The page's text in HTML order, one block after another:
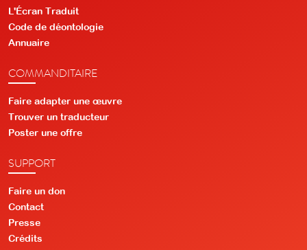
L'Écran Traduit
Code de déontologie
Annuaire
COMMANDITAIRE
Faire adapter une œuvre
Trouver un traducteur
Poster une offre
SUPPORT
Faire un don
Contact
Presse
Crédits